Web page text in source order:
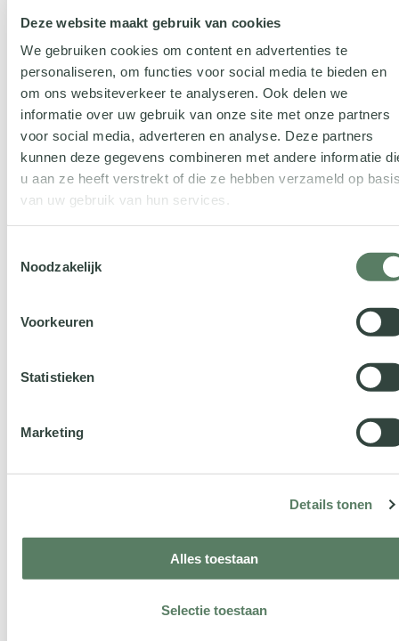
Deze website maakt gebruik van cookies
We gebruiken cookies om content en advertenties te
personaliseren, om functies voor social media te bieden en
om ons websiteverkeer te analyseren. Ook delen we
informatie over uw gebruik van onze site met onze partners
voor social media, adverteren en analyse. Deze partners
kunnen deze gegevens combineren met andere informatie
u aan ze heeft verstrekt of die ze hebben verzameld op
van uw gebruik van hun services.
Noodzakelijk
Voorkeuren
Statistieken
Marketing
Details tonen
Alles toestaan
Selectie toestaan
gezelschap
Vcaregelooft erin dat je samen sterker staat, we
hebbenConnectimmers in onze bedrijfsnaam
staan. We hebben daarom strategische
partnerships met bedrijven die ons versterken.
Samen ondersteunen we zorgprofessionals.